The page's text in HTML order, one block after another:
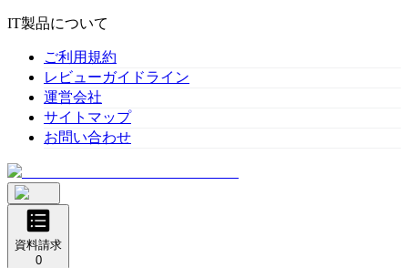
IT製品について
ご利用規約
レビューガイドライン
運営会社
サイトマップ
お問い合わせ
資料請求
0